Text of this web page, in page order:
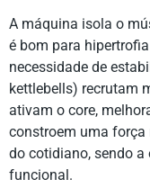
A máquina isola o
é bom para
necessidade de
kettlebells) recrutam
ativam o core,
constroem uma
do cotidiano, sendo a
funcional.